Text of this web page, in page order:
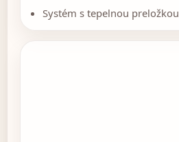
Systém s tepelnou preložkou